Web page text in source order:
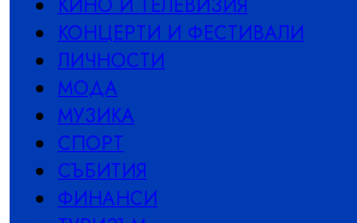
КОНЦЕРТИ И ФЕСТИВАЛИ
ЛИЧНОСТИ
МОДА
МУЗИКА
СПОРТ
СЪБИТИЯ
ФИНАНСИ